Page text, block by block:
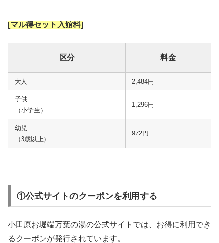
[マル得セット入館料]
区分 料金
大人 2,484円
子供
（小学生）
1,296円
幼児
（3歳以上）
972円
①公式サイトのクーポンを利用する
小田原お堀端万葉の湯の公式サイトでは、お得に利用でき
るクーポンが発行されています。